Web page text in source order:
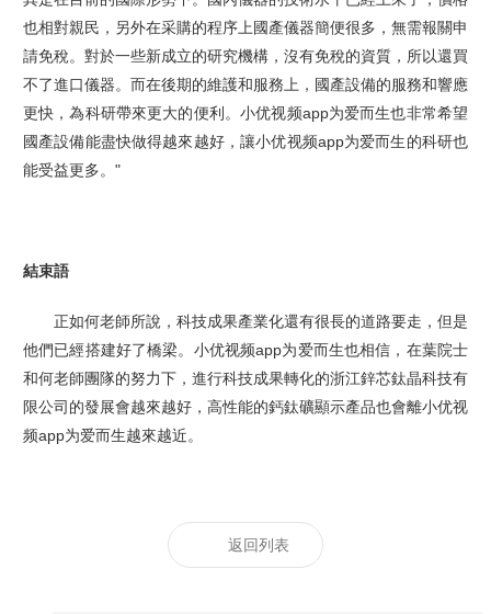
也相對親民，另外在采購的程序上國產儀器簡便很多，無需報關申
請免稅。對於一些新成立的研究機構，沒有免稅的資質，所以還買
不了進口儀器。而在後期的維護和服務上，國產設備的服務和響應
更快，為科研帶來更大的便利。小优视频app为爱而生也非常希望
國產設備能盡快做得越來越好，讓小优视频app为爱而生的科研也
能受益更多。"
結束語
正如何老師所說，科技成果產業化還有很長的道路要走，但是
他們已經搭建好了橋梁。小优视频app为爱而生也相信，在葉院士
和何老師團隊的努力下，進行科技成果轉化的浙江鋅芯鈦晶科技有
限公司的發展會越來越好，高性能的鈣鈦礦顯示產品也會離小优视
频app为爱而生越來越近。
返回列表